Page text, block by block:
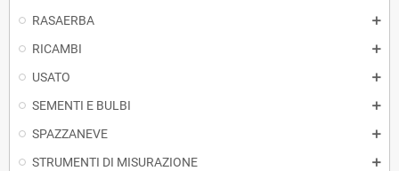
RASAERBA
RICAMBI
USATO
SEMENTI E BULBI
SPAZZANEVE
STRUMENTI DI MISURAZIONE